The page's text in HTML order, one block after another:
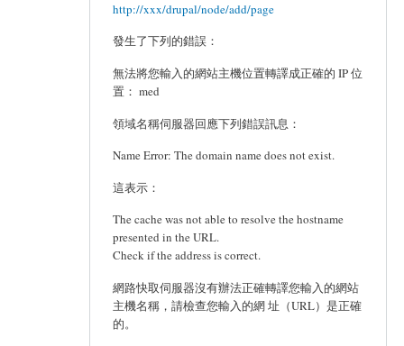
http://xxx/drupal/node/add/page
發生了下列的錯誤：
無法將您輸入的網站主機位置轉譯成正確的 IP 位
置： med
領域名稱伺服器回應下列錯誤訊息：
Name Error: The domain name does not exist.
這表示：
The cache was not able to resolve the hostname
presented in the URL.
Check if the address is correct.
網路快取伺服器沒有辦法正確轉譯您輸入的網站
主機名稱，請檢查您輸入的網 址（URL）是正確
的。